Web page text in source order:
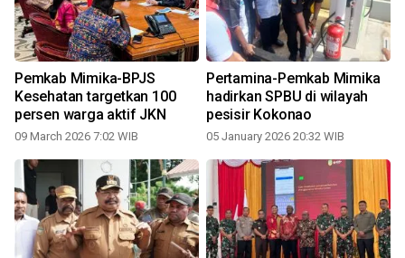
Pemkab Mimika-BPJS
Kesehatan targetkan 100
persen warga aktif JKN
09 March 2026 7:02 WIB
Pertamina-Pemkab Mimika
hadirkan SPBU di wilayah
pesisir Kokonao
05 January 2026 20:32 WIB